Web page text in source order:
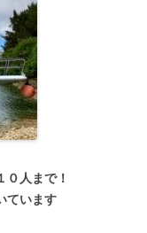
０人まで！
ています